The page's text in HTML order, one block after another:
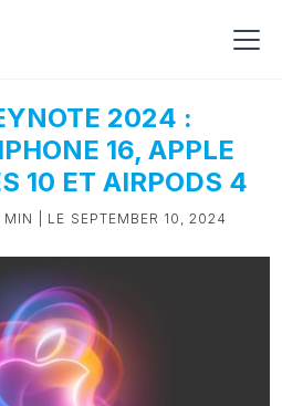
2024 :
16, APPLE
10 ET AIRPODS 4
MIN | LE SEPTEMBER 10, 2024